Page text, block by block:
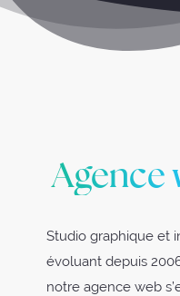
Agence
Studio graphique et
évoluant depuis
notre agence web